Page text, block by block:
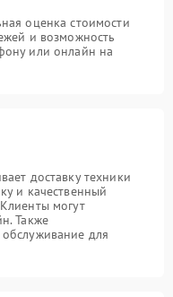
оценка стоимости
и возможность
или онлайн на
доставку техники
и качественный
могут
Также
обслуживание для